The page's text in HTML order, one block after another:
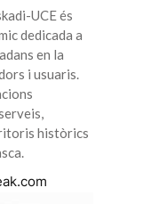
UCE és
dedicada a
en la
i usuaris.
històrics